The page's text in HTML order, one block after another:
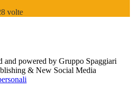
volte
and powered by Gruppo Spaggiari
& New Social Media